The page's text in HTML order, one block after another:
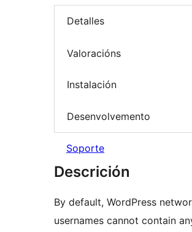
Detalles
Valoracións
Instalación
Desenvolvemento
Soporte
Descrición
By default, WordPress
usernames cannot contain